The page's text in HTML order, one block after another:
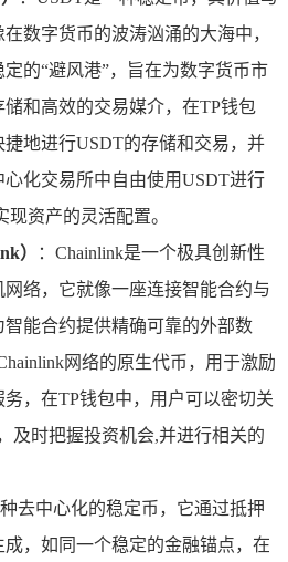
数字货币的波涛汹涌的大海中，
的“避风港”，旨在为数字货币市
和高效的交易媒介，在TP钱包
地进行USDT的存储和交易，并
心化交易所中自由使用USDT进行
现资产的灵活配置。
）
：Chainlink是一个极具创新性
络，它就像一座连接智能合约与
能合约提供精确可靠的外部数
网络的原生代币，用于激励
，在TP钱包中，用户可以密切关
及时把握投资机会,并进行相关的
去中心化的稳定币，它通过抵押
，如同一个稳定的金融锚点，在